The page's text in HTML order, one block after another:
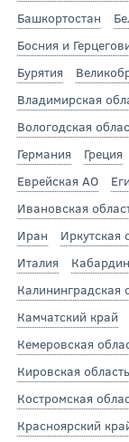
Башкортостан
Босния и
Бурятия
Владимирская
Вологодская
Германия
Греция
Еврейская АО
Ивановская
Иран
Иркутская
Италия
Калининградская
Камчатский край
Кемеровская
Кировская область
Костромская
Красноярский